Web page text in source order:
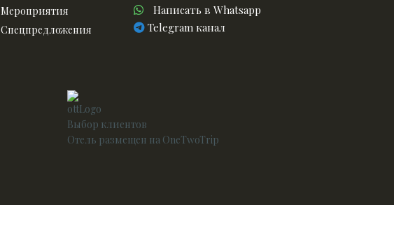
Мероприятия
Спецпредложения
(495)
988
Написать
в
Написать в Whatsapp
телеграм
Telegram канал
Выбор клиентов
Отель размещен на OneTwoTrip